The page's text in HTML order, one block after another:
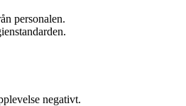
personalen.
negativt.